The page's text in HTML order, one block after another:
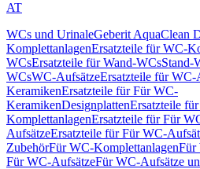
AT
WCs und UrinaleGeberit AquaClean
KomplettanlagenErsatzteile für WC-
WCsErsatzteile für Wand-WCsStand-
WCsWC-AufsätzeErsatzteile für WC-
KeramikenErsatzteile für Für WC-
KeramikenDesignplattenErsatzteile
KomplettanlagenErsatzteile für Für
AufsätzeErsatzteile für Für WC-
ZubehörFür WC-KomplettanlagenFür
Für WC-AufsätzeFür WC-Aufsätze